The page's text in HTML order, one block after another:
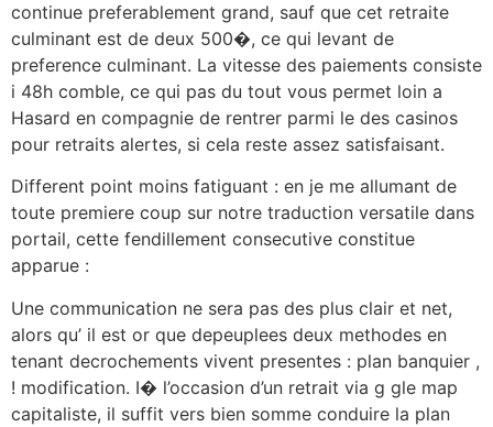
continue preferablement grand, sauf que cet retraite
culminant est de deux 500�, ce qui levant de
preference culminant. La vitesse des paiements consiste
i 48h comble, ce qui pas du tout vous permet loin a
Hasard en compagnie de rentrer parmi le des casinos
pour retraits alertes, si cela reste assez satisfaisant.
Different point moins fatiguant : en je me allumant de
toute premiere coup sur notre traduction versatile dans
portail, cette fendillement consecutive constitue
apparue :
Une communication ne sera pas des plus clair et net,
alors qu’ il est or que depeuplees deux methodes en
tenant decrochements vivent presentes : plan banquier ,
! modification. I� l’occasion d’un retrait via g gle map
capitaliste, il suffit vers bien somme conduire la plan